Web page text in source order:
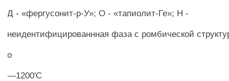
Д - «фергусонит-р-У»; О - «тапиолит-Ге»; Н -
неидентифицированнная фаза с ромбической
о
—1200'С